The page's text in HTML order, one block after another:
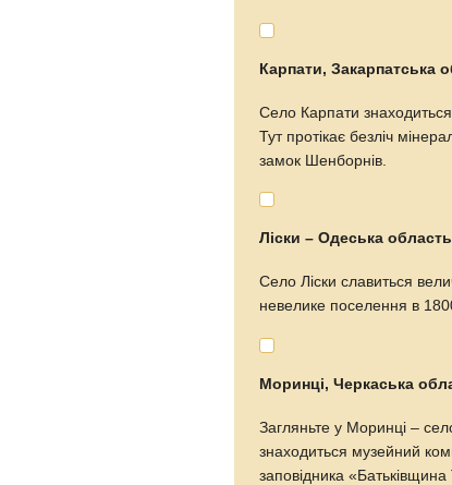
Карпати, Закарпатська
Село Карпати знаходиться
Тут протікає безліч
замок Шенборнів.
Ліски – Одеська область
Село Ліски славиться
невелике поселення в
Моринці, Черкаська
Загляньте у Моринці –
знаходиться музейний
заповідника